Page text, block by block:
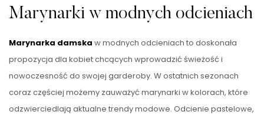
Marynarki w modnych odcieniach
Marynarka damska w modnych odcieniach to doskonała
propozycja dla kobiet chcących wprowadzić świeżość i
nowoczesność do swojej garderoby. W ostatnich sezonach
coraz częściej możemy zauważyć marynarki w kolorach, które
odzwierciedlają aktualne trendy modowe. Odcienie pastelowe,